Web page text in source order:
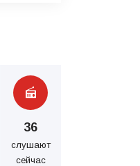
36
слушают
сейчас